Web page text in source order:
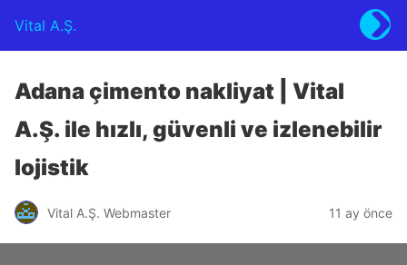
Vital A.Ş.
Adana çimento nakliyat | Vital
A.Ş. ile hızlı, güvenli ve izlenebilir
lojistik
Vital A.Ş. Webmaster 11 ay önce